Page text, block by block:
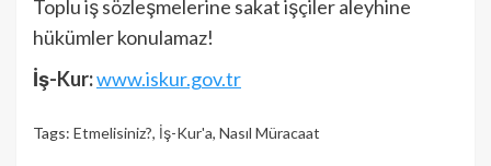
Toplu iş sözleşmelerine sakat işçiler aleyhine
hükümler konulamaz!
İş-Kur:www.iskur.gov.tr
Tags: Etmelisiniz?, İş-Kur'a, Nasıl Müracaat